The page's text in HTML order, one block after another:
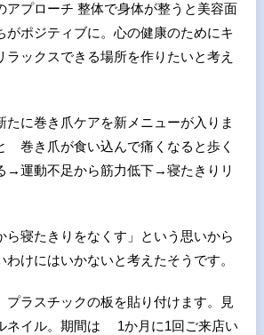
アプローチ 整体で身体が整うと美容面
がポジティブに。心の健康のためにキ
ラックスできる場所を作りたいと考え
たに巻き爪ケアを新メニューが入りま
巻き爪が食い込んで痛くなると歩く
→運動不足から筋力低下→寝たきりリ
ら寝たきりをなくす」という思いから
けにはいかないと考えたそうです。
ラスチックの板を貼り付けます。見
ネイル。期間は 1か月に1回ご来店い